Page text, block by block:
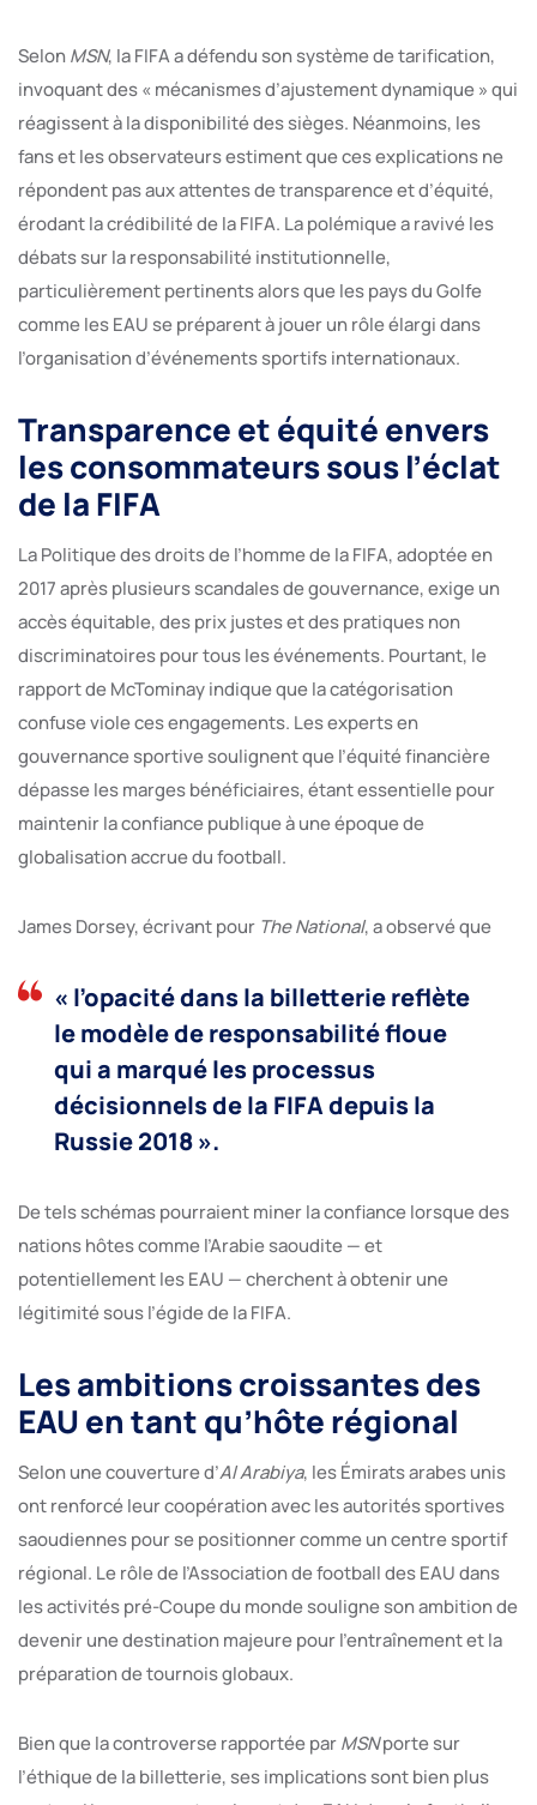
SelonMSN, la FIFA a défendu son système de tarification,
invoquant des « mécanismes d’ajustement dynamique » qui
réagissent à la disponibilité des sièges. Néanmoins, les
fans et les observateurs estiment que ces explications ne
répondent pas aux attentes de transparence et d’équité,
érodant la crédibilité de la FIFA. La polémique a ravivé les
débats sur la responsabilité institutionnelle,
particulièrement pertinents alors que les pays du Golfe
comme les EAU se préparent à jouer un rôle élargi dans
l’organisation d’événements sportifs internationaux.
Transparence et équité envers
les consommateurs sous l’éclat
de la FIFA
La Politique des droits de l’homme de la FIFA, adoptée en
2017 après plusieurs scandales de gouvernance, exige un
accès équitable, des prix justes et des pratiques non
discriminatoires pour tous les événements. Pourtant, le
rapport de McTominay indique que la catégorisation
confuse viole ces engagements. Les experts en
gouvernance sportive soulignent que l’équité financière
dépasse les marges bénéficiaires, étant essentielle pour
maintenir la confiance publique à une époque de
globalisation accrue du football.
James Dorsey, écrivant pour The National, a observé que
« l’opacité dans la billetterie reflète
le modèle de responsabilité floue
qui a marqué les processus
décisionnels de la FIFA depuis la
Russie 2018 ».
De tels schémas pourraient miner la confiance lorsque des
nations hôtes comme l’Arabie saoudite — et
potentiellement les EAU — cherchent à obtenir une
légitimité sous l’égide de la FIFA.
Les ambitions croissantes des
EAU en tant qu’hôte régional
Selon une couverture d’Al Arabiya, les Émirats arabes unis
ont renforcé leur coopération avec les autorités sportives
saoudiennes pour se positionner comme un centre sportif
régional. Le rôle de l’Association de football des EAU dans
les activités pré-Coupe du monde souligne son ambition de
devenir une destination majeure pour l’entraînement et la
préparation de tournois globaux.
Bien que la controverse rapportée parMSNporte sur
l’éthique de la billetterie, ses implications sont bien plus